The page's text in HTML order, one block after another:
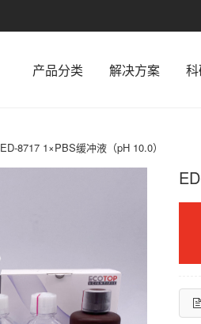
产品分类 解决方案
ED-8717 1×PBS缓冲液（pH 10.0）